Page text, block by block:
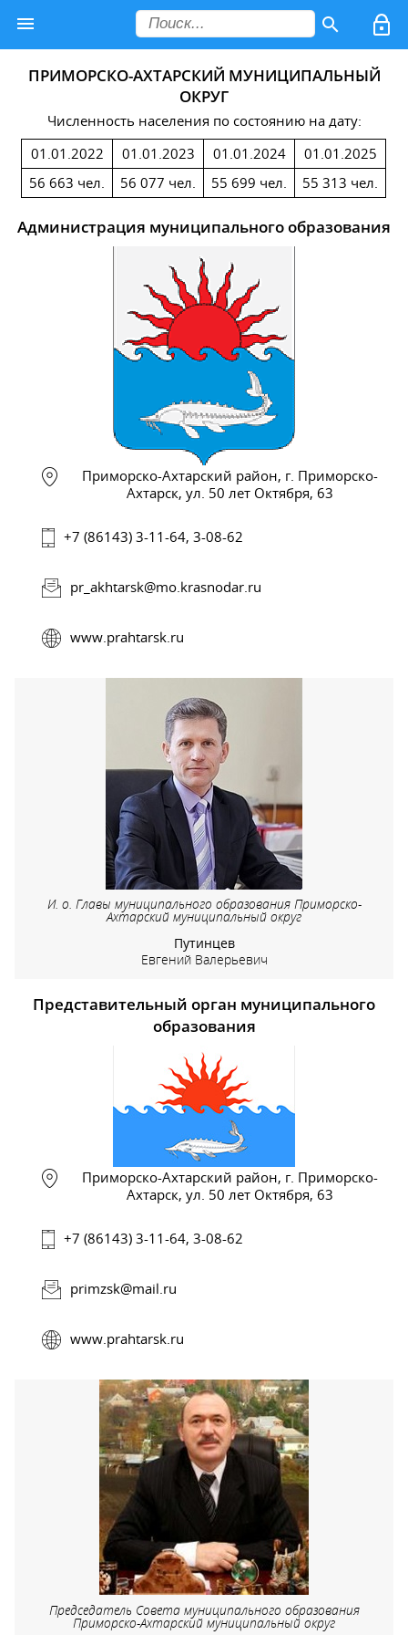
ПРИМОРСКО-АХТАРСКИЙ МУНИЦИПАЛЬНЫЙ
ОКРУГ
Численность населения по состоянию на дату:
01.01.2022
56 663 чел.
01.01.2023
56 077 чел.
01.01.2024
55 699 чел.
01.01.2025
55 313 чел.
Администрация муниципального образования
Приморско-Ахтарский район, г. Приморско-
Ахтарск, ул. 50 лет Октября, 63
+7 (86143) 3-11-64, 3-08-62
pr_akhtarsk@mo.krasnodar.ru
www.prahtarsk.ru
И. о. Главы муниципального образования Приморско-
Ахтарский муниципальный округ
Путинцев
Евгений Валерьевич
Представительный орган муниципального
образования
Приморско-Ахтарский район, г. Приморско-
Ахтарск, ул. 50 лет Октября, 63
+7 (86143) 3-11-64, 3-08-62
primzsk@mail.ru
www.prahtarsk.ru
Председатель Совета муниципального образования
Приморско-Ахтарский муниципальный округ